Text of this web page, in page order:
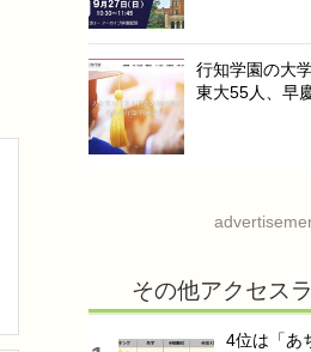
行知学園の大
東大55人、早
その他アクセス
4位は「あ